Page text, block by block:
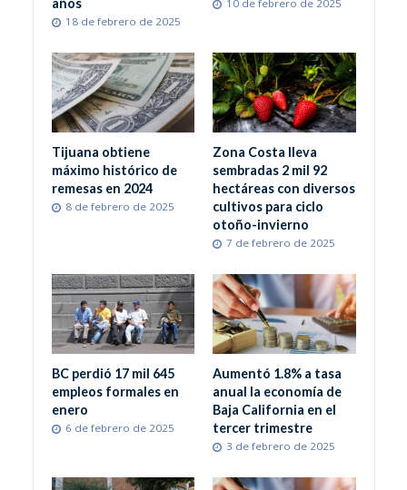
años
18 de febrero de 2025
10 de febrero de 2025
Tijuana obtiene
máximo histórico de
remesas en 2024
8 de febrero de 2025
Zona Costa lleva
sembradas 2 mil 92
hectáreas con diversos
cultivos para ciclo
otoño-invierno
7 de febrero de 2025
BC perdió 17 mil 645
empleos formales en
enero
6 de febrero de 2025
Aumentó 1.8% a tasa
anual la economía de
Baja California en el
tercer trimestre
3 de febrero de 2025